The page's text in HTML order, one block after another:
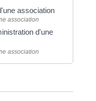
association
association
d'une
association